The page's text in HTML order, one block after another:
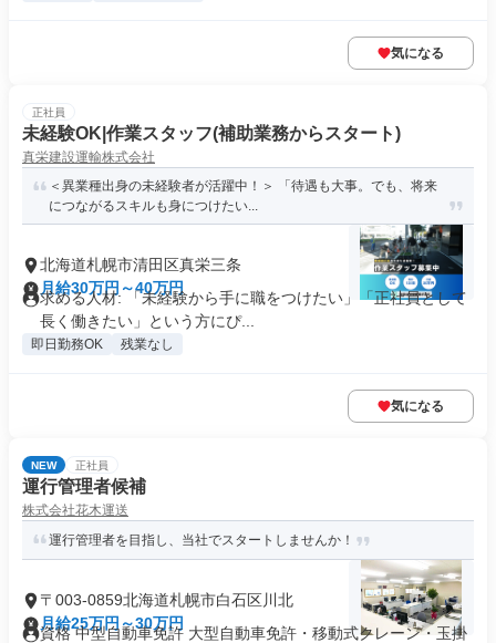
気になる
正社員
未経験OK|作業スタッフ(補助業務からスタート)
真栄建設運輸株式会社
＜異業種出身の未経験者が活躍中！＞ 「待遇も大事。でも、将来
につながるスキルも身につけたい...
北海道札幌市清田区真栄三条
月給30万円～40万円
求める人材: 「未経験から手に職をつけたい」「正社員として
長く働きたい」という方にぴ...
即日勤務OK 残業なし
気になる
NEW 正社員
運行管理者候補
株式会社花木運送
運行管理者を目指し、当社でスタートしませんか！
〒003-0859北海道札幌市白石区川北
月給25万円～30万円
資格 中型自動車免許 大型自動車免許・移動式クレーン・玉掛